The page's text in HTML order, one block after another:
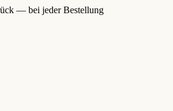
— bei jeder Bestellung